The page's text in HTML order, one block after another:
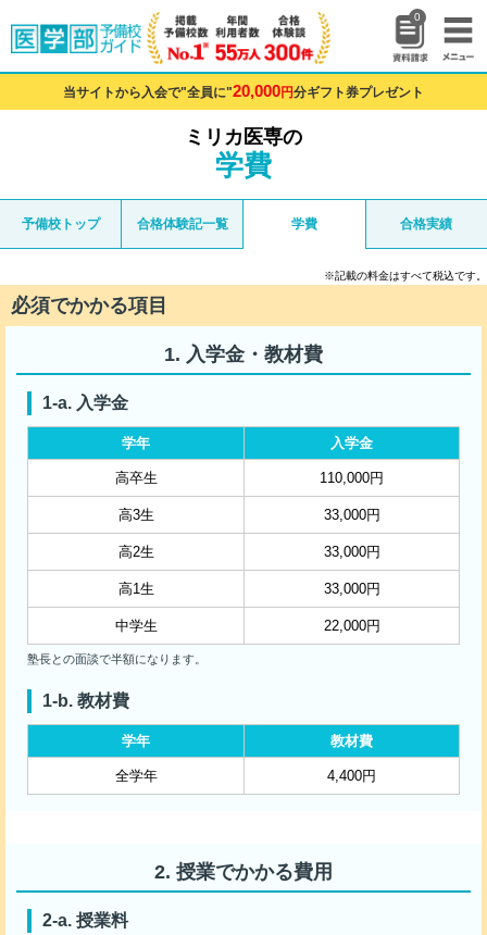
0
当サイトから入会で"全員に"20,000円分ギフト券プレゼント
ミリカ医専の
学費
予備校トップ 合格体験記一覧 学費 合格実績
※記載の料金はすべて税込です。
必須でかかる項目
入学金・教材費
入学金
学年 入学金
高卒生 110,000円
高3生 33,000円
高2生 33,000円
高1生 33,000円
中学生 22,000円
塾長との面談で半額になります。
教材費
学年 教材費
全学年 4,400円
授業でかかる費用
授業料